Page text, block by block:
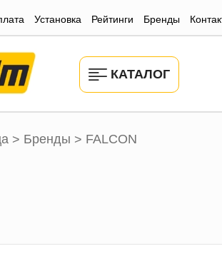
Установка Рейтинги Бренды
КАТАЛОГ
> Бренды > FALCON